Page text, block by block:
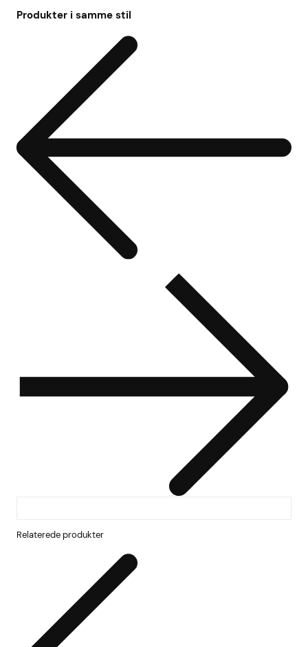
Produkter i samme stil
Relaterede produkter